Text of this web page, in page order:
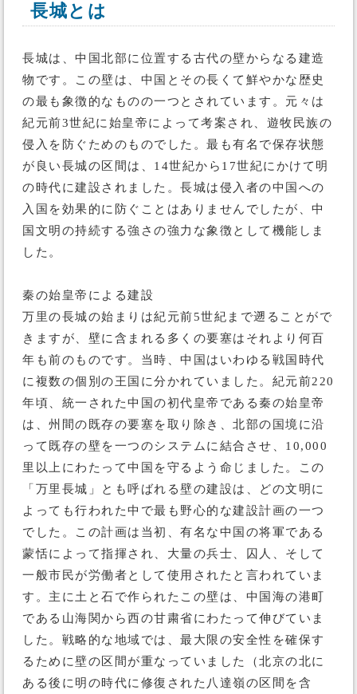
長城とは
長城は、中国北部に位置する古代の壁からなる建造
物です。この壁は、中国とその長くて鮮やかな歴史
の最も象徴的なものの一つとされています。元々は
紀元前3世紀に始皇帝によって考案され、遊牧民族の
侵入を防ぐためのものでした。最も有名で保存状態
が良い長城の区間は、14世紀から17世紀にかけて明
の時代に建設されました。長城は侵入者の中国への
入国を効果的に防ぐことはありませんでしたが、中
国文明の持続する強さの強力な象徴として機能しま
した。
秦の始皇帝による建設
万里の長城の始まりは紀元前5世紀まで遡ることがで
きますが、壁に含まれる多くの要塞はそれより何百
年も前のものです。当時、中国はいわゆる戦国時代
に複数の個別の王国に分かれていました。紀元前220
年頃、統一された中国の初代皇帝である秦の始皇帝
は、州間の既存の要塞を取り除き、北部の国境に沿
って既存の壁を一つのシステムに結合させ、10,000
里以上にわたって中国を守るよう命じました。この
「万里長城」とも呼ばれる壁の建設は、どの文明に
よっても行われた中で最も野心的な建設計画の一つ
でした。この計画は当初、有名な中国の将軍である
蒙恬によって指揮され、大量の兵士、囚人、そして
一般市民が労働者として使用されたと言われていま
す。主に土と石で作られたこの壁は、中国海の港町
である山海関から西の甘粛省にわたって伸びていま
した。戦略的な地域では、最大限の安全性を確保す
るために壁の区間が重なっていました（北京の北に
ある後に明の時代に修復された八達嶺の区間を含